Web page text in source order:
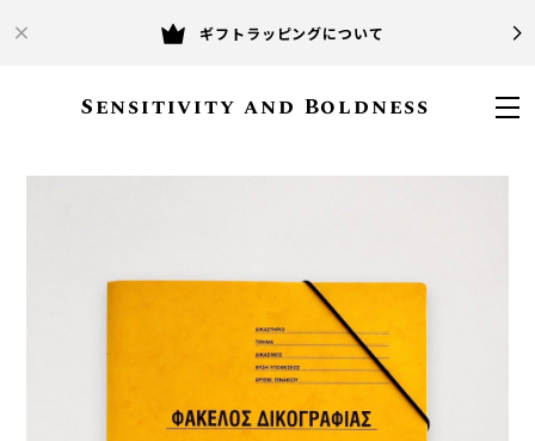
ギフトラッピングについて
Sensitivity and Boldness